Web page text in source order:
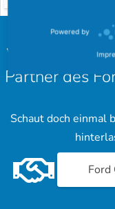
Wir freuen
Partner des
Schaut doch einmal
Ford
Powered by